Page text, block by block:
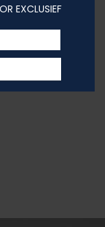
EXCLUSIEF